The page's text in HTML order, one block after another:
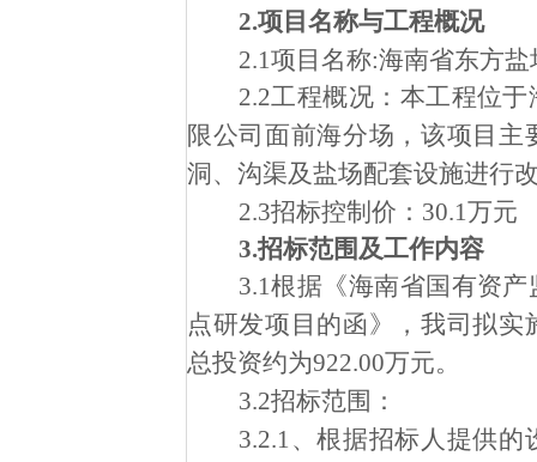
2.项目 名称与工程概况
2.1项目名称:海南省东方
2.2工程概况：本工程位
限公司面前海分场，该项目主
洞、沟渠及盐场配套设施进行
2.3招标控制价：30.1万元
3.招标范围及工作内容
3.1根据《海南省国有资
点研发项目的函》，我司拟实
总投资约为922.00万元。
3.2招标范围：
3.2.1、根据招标人提供